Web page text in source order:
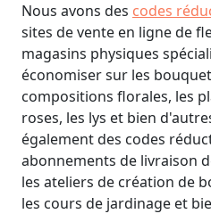
Nous avons des codes
sites de vente en ligne de
magasins physiques
économiser sur les
compositions florales, les
roses, les lys et bien
également des codes
abonnements de livraison
les ateliers de création de
les cours de jardinage et